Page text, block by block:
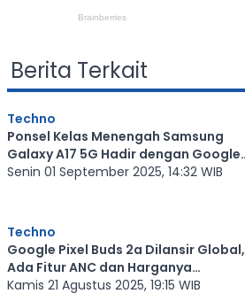
Berita Terkait
Techno
Ponsel Kelas Menengah Samsung
Galaxy A17 5G Hadir dengan Google
Gemini
Senin 01 September 2025, 14:32 WIB
Techno
Google Pixel Buds 2a Dilansir Global,
Ada Fitur ANC dan Harganya
Terjangkau
Kamis 21 Agustus 2025, 19:15 WIB